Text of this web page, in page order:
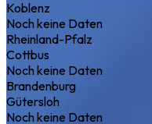
Koblenz
Noch keine Daten
Rheinland-Pfalz
Cottbus
Noch keine Daten
Brandenburg
Gütersloh
Noch keine Daten